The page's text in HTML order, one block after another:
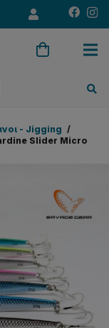
- Jigging /
Slider Micro